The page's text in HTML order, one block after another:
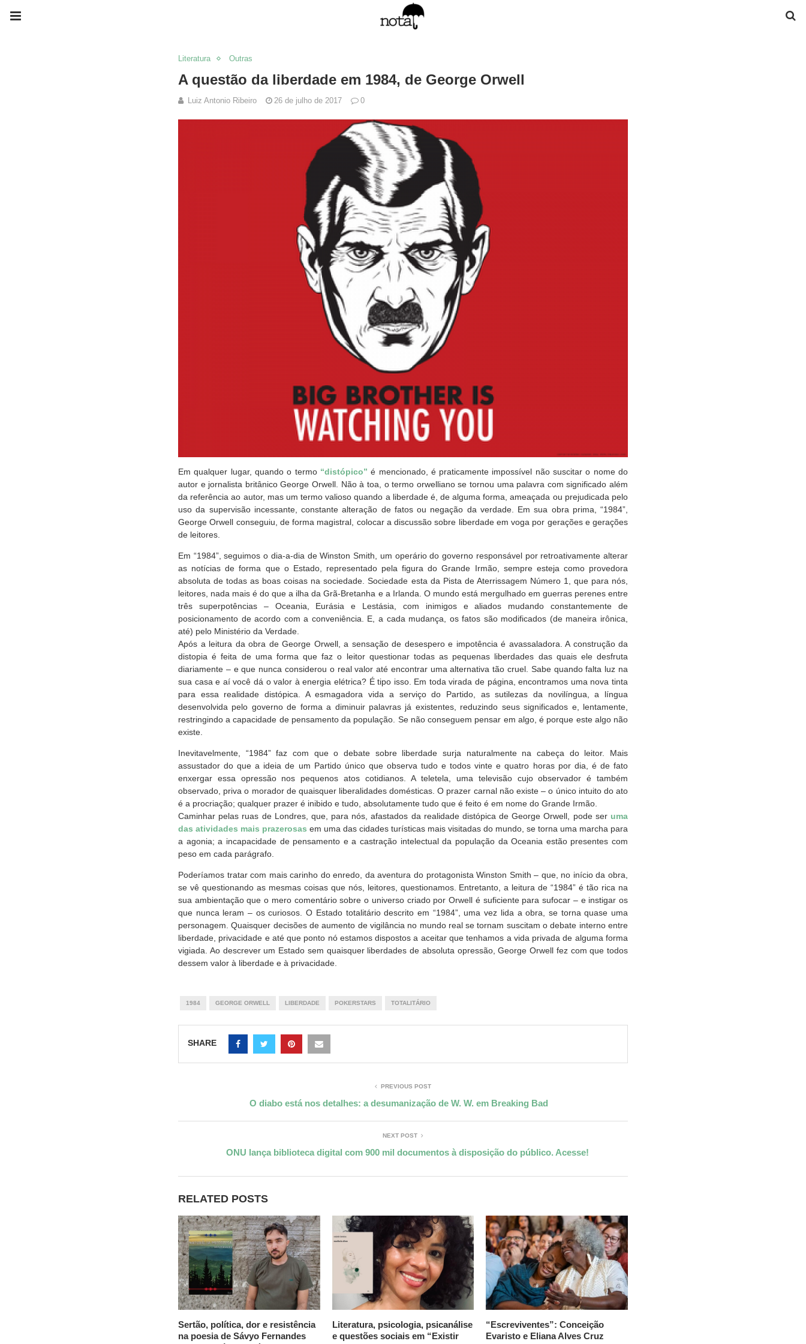
Literatura Outras
A questão da liberdade em 1984, de George Orwell
Luiz Antonio Ribeiro 26 de julho de 2017 0
Em qualquer lugar, quando o termo “distópico” é mencionado, é praticamente impossível não suscitar o nome do
autor e jornalista britânico George Orwell. Não à toa, o termo orwelliano se tornou uma palavra com significado além
da referência ao autor, mas um termo valioso quando a liberdade é, de alguma forma, ameaçada ou prejudicada pelo
uso da supervisão incessante, constante alteração de fatos ou negação da verdade. Em sua obra prima, “1984”,
George Orwell conseguiu, de forma magistral, colocar a discussão sobre liberdade em voga por gerações e gerações
de leitores.
Em “1984”, seguimos o dia-a-dia de Winston Smith, um operário do governo responsável por retroativamente alterar
as notícias de forma que o Estado, representado pela figura do Grande Irmão, sempre esteja como provedora
absoluta de todas as boas coisas na sociedade. Sociedade esta da Pista de Aterrissagem Número 1, que para nós,
leitores, nada mais é do que a ilha da Grã-Bretanha e a Irlanda. O mundo está mergulhado em guerras perenes entre
três superpotências – Oceania, Eurásia e Lestásia, com inimigos e aliados mudando constantemente de
posicionamento de acordo com a conveniência. E, a cada mudança, os fatos são modificados (de maneira irônica,
até) pelo Ministério da Verdade.
Após a leitura da obra de George Orwell, a sensação de desespero e impotência é avassaladora. A construção da
distopia é feita de uma forma que faz o leitor questionar todas as pequenas liberdades das quais ele desfruta
diariamente – e que nunca considerou o real valor até encontrar uma alternativa tão cruel. Sabe quando falta luz na
sua casa e aí você dá o valor à energia elétrica? É tipo isso. Em toda virada de página, encontramos uma nova tinta
para essa realidade distópica. A esmagadora vida a serviço do Partido, as sutilezas da novilíngua, a língua
desenvolvida pelo governo de forma a diminuir palavras já existentes, reduzindo seus significados e, lentamente,
restringindo a capacidade de pensamento da população. Se não conseguem pensar em algo, é porque este algo não
existe.
Inevitavelmente, “1984” faz com que o debate sobre liberdade surja naturalmente na cabeça do leitor. Mais
assustador do que a ideia de um Partido único que observa tudo e todos vinte e quatro horas por dia, é de fato
enxergar essa opressão nos pequenos atos cotidianos. A teletela, uma televisão cujo observador é também
observado, priva o morador de quaisquer liberalidades domésticas. O prazer carnal não existe – o único intuito do ato
é a procriação; qualquer prazer é inibido e tudo, absolutamente tudo que é feito é em nome do Grande Irmão.
Caminhar pelas ruas de Londres, que, para nós, afastados da realidade distópica de George Orwell, pode ser uma
das atividades mais prazerosas em uma das cidades turísticas mais visitadas do mundo, se torna uma marcha para
a agonia; a incapacidade de pensamento e a castração intelectual da população da Oceania estão presentes com
peso em cada parágrafo.
Poderíamos tratar com mais carinho do enredo, da aventura do protagonista Winston Smith – que, no início da obra,
se vê questionando as mesmas coisas que nós, leitores, questionamos. Entretanto, a leitura de “1984” é tão rica na
sua ambientação que o mero comentário sobre o universo criado por Orwell é suficiente para sufocar – e instigar os
que nunca leram – os curiosos. O Estado totalitário descrito em “1984”, uma vez lida a obra, se torna quase uma
personagem. Quaisquer decisões de aumento de vigilância no mundo real se tornam suscitam o debate interno entre
liberdade, privacidade e até que ponto nó estamos dispostos a aceitar que tenhamos a vida privada de alguma forma
vigiada. Ao descrever um Estado sem quaisquer liberdades de absoluta opressão, George Orwell fez com que todos
dessem valor à liberdade e à privacidade.
1984 GEORGE ORWELL LIBERDADE POKERSTARS TOTALITÁRIO
SHARE
PREVIOUS POST
O diabo está nos detalhes: a desumanização de W. W. em Breaking Bad
NEXT POST
ONU lança biblioteca digital com 900 mil documentos à disposição do público. Acesse!
RELATED POSTS
Sertão, política, dor e resistência
na poesia de Sávyo Fernandes
Literatura, psicologia, psicanálise
e questões sociais em “Existir
“Escreviventes”: Conceição
Evaristo e Eliana Alves Cruz